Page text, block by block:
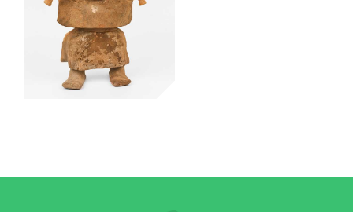
Museu Etnològic i de Cultures del Món Jina